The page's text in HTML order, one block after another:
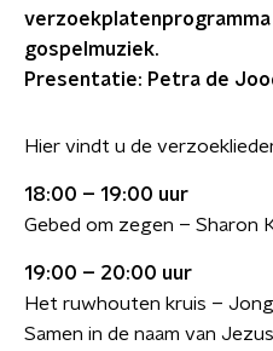
verzoekplatenprogramma
gospelmuziek.
Presentatie: Petra de
Hier vindt u de
18:00 – 19:00 uur
Gebed om zegen – Sharon
19:00 – 20:00 uur
Het ruwhouten kruis –
Samen in de naam van